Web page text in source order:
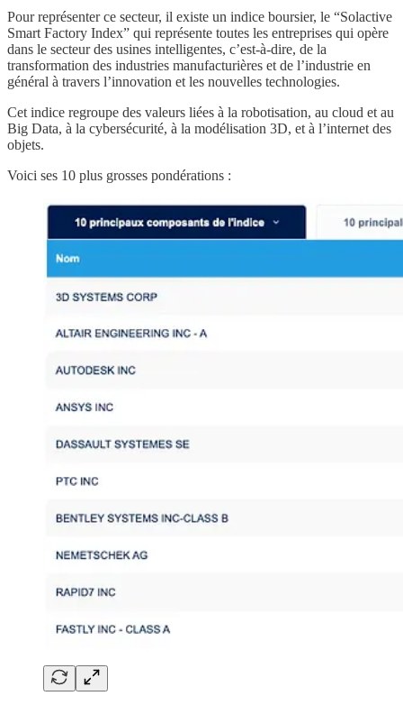
Pour représenter ce secteur, il existe un indice boursier, le “Solactive
Smart Factory Index” qui représente toutes les entreprises qui opère
dans le secteur des usines intelligentes, c’est-à-dire, de la
transformation des industries manufacturières et de l’industrie en
général à travers l’innovation et les nouvelles technologies.
Cet indice regroupe des valeurs liées à la robotisation, au cloud et au
Big Data, à la cybersécurité, à la modélisation 3D, et à l’internet des
objets.
Voici ses 10 plus grosses pondérations :